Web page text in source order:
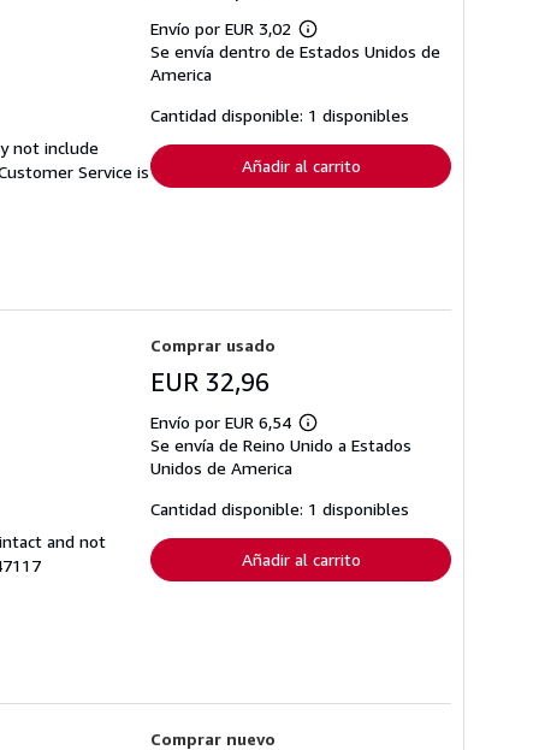
not include
Service is
Envío por EUR 3,02
Más
información
tarifas
de
envío
Se envía dentro de Estados Unidos de
America
Cantidad disponible: 1 disponibles
Añadir al carrito
and not
Comprar usado
EUR 32,96
Envío por EUR 6,54
Más
información
tarifas
de
envío
Se envía de Reino Unido a Estados
Unidos de America
Cantidad disponible: 1 disponibles
Añadir al carrito
Comprar nuevo